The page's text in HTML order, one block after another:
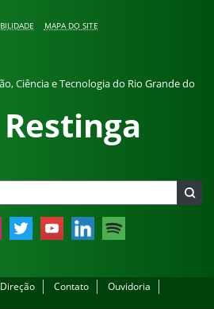
MAPA DO SITE
Ciência e Tecnologia do Rio Grande do
Twitter YouTube LinkedIn Spotify
Contato
Ouvidoria